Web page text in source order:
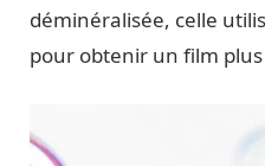
déminéralisée, celle
pour obtenir un film